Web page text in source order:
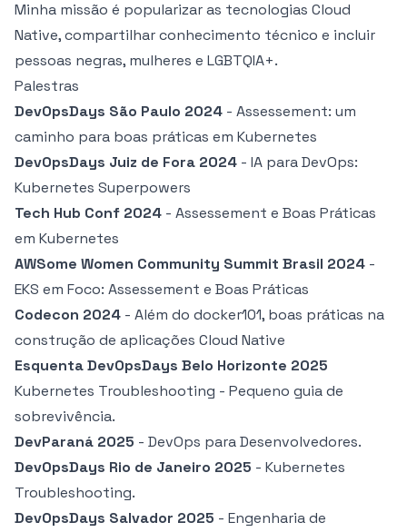
Minha missão é popularizar as tecnologias Cloud
Native, compartilhar conhecimento técnico e incluir
pessoas negras, mulheres e LGBTQIA+.
Palestras
DevOpsDays São Paulo 2024 - Assessement: um
caminho para boas práticas em Kubernetes
DevOpsDays Juiz de Fora 2024 - IA para DevOps:
Kubernetes Superpowers
Tech Hub Conf 2024 - Assessement e Boas Práticas
em Kubernetes
AWSome Women Community Summit Brasil 2024 -
EKS em Foco: Assessement e Boas Práticas
Codecon 2024 - Além do docker101, boas práticas na
construção de aplicações Cloud Native
Esquenta DevOpsDays Belo Horizonte 2025
Kubernetes Troubleshooting - Pequeno guia de
sobrevivência.
DevParaná 2025 - DevOps para Desenvolvedores.
DevOpsDays Rio de Janeiro 2025 - Kubernetes
Troubleshooting.
DevOpsDays Salvador 2025 - Engenharia de